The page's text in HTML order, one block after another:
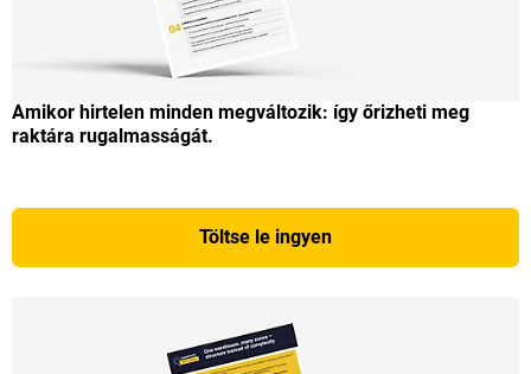
Amikor hirtelen minden megváltozik: így őrizheti meg
raktára rugalmasságát.
Töltse le ingyen